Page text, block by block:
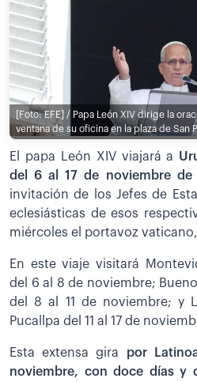
[Foto: EFE] / Papa León XIV dirige la
ventana de su oficina en la plaza de San
El papa León XIV viajará a
del 6 al 17 de noviembre de
invitación de los Jefes de
eclesiásticas de esos
miércoles el portavoz
En este viaje visitará
del 6 al 8 de noviembre;
del 8 al 11 de noviembre; y
Pucallpa del 11 al 17 de
Esta extensa gira por
noviembre, con doce días y